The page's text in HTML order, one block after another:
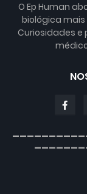
O Ep Human
biológica mais
Curiosidades e